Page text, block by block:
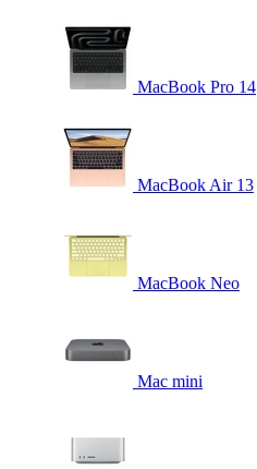
MacBook Pro 14
MacBook Air 13
MacBook Neo
Mac mini